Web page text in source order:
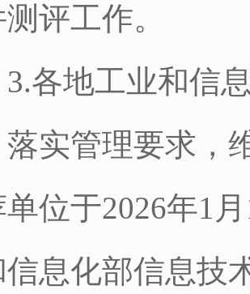
评工作。
地工业和信息
落实管理要求，
位于2026年1
信息化部信息技